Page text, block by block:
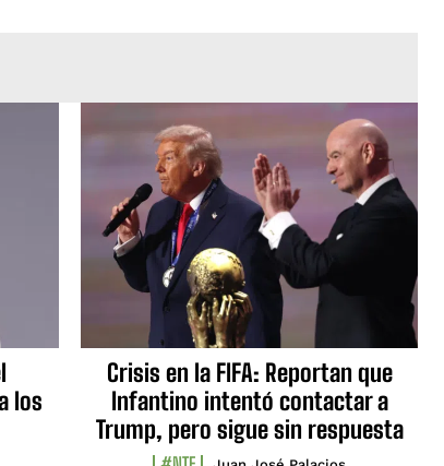
los
Crisis en la FIFA: Reportan que
Infantino intentó contactar a
Trump, pero sigue sin respuesta